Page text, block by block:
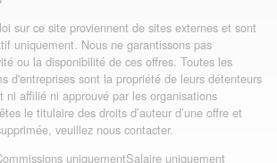
sur ce site proviennent de sites externes et sont
uniquement. Nous ne garantissons pas
ou la disponibilité de ces offres. Toutes les
d'entreprises sont la propriété de leurs détenteurs
ni affilié ni approuvé par les organisations
le titulaire des droits d’auteur d’une offre et
veuillez nous contacter.
uniquementSalaire uniquement